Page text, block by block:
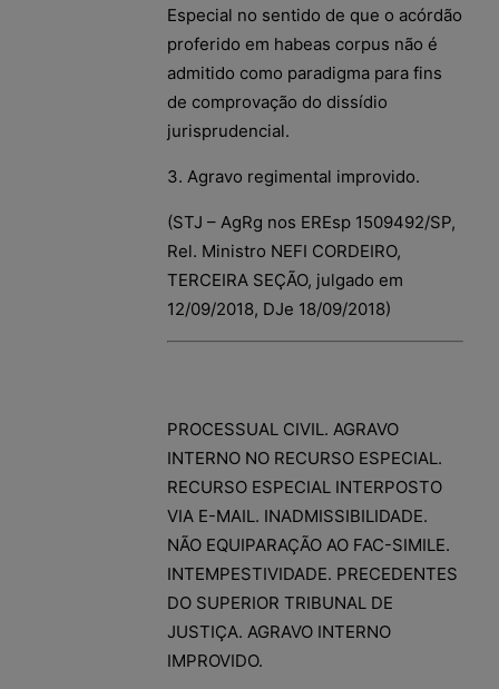
Especial no sentido de que o acórdão
proferido em habeas corpus não é
admitido como paradigma para fins
de comprovação do dissídio
jurisprudencial.
3. Agravo regimental improvido.
(STJ – AgRg nos EREsp 1509492/SP,
Rel. Ministro NEFI CORDEIRO,
TERCEIRA SEÇÃO, julgado em
12/09/2018, DJe 18/09/2018)
PROCESSUAL CIVIL. AGRAVO
INTERNO NO RECURSO ESPECIAL.
RECURSO ESPECIAL INTERPOSTO
VIA E-MAIL. INADMISSIBILIDADE.
NÃO EQUIPARAÇÃO AO FAC-SIMILE.
INTEMPESTIVIDADE. PRECEDENTES
DO SUPERIOR TRIBUNAL DE
JUSTIÇA. AGRAVO INTERNO
IMPROVIDO.